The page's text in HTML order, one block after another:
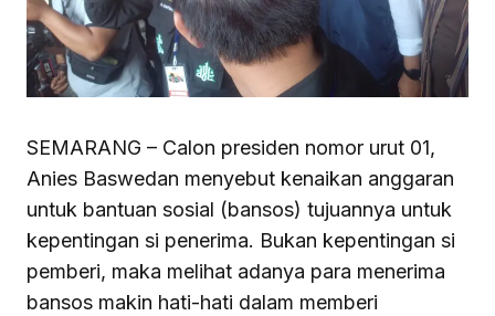
SEMARANG – Calon presiden nomor urut 01,
Anies Baswedan menyebut kenaikan anggaran
untuk bantuan sosial (bansos) tujuannya untuk
kepentingan si penerima. Bukan kepentingan si
pemberi, maka melihat adanya para menerima
bansos makin hati-hati dalam memberi